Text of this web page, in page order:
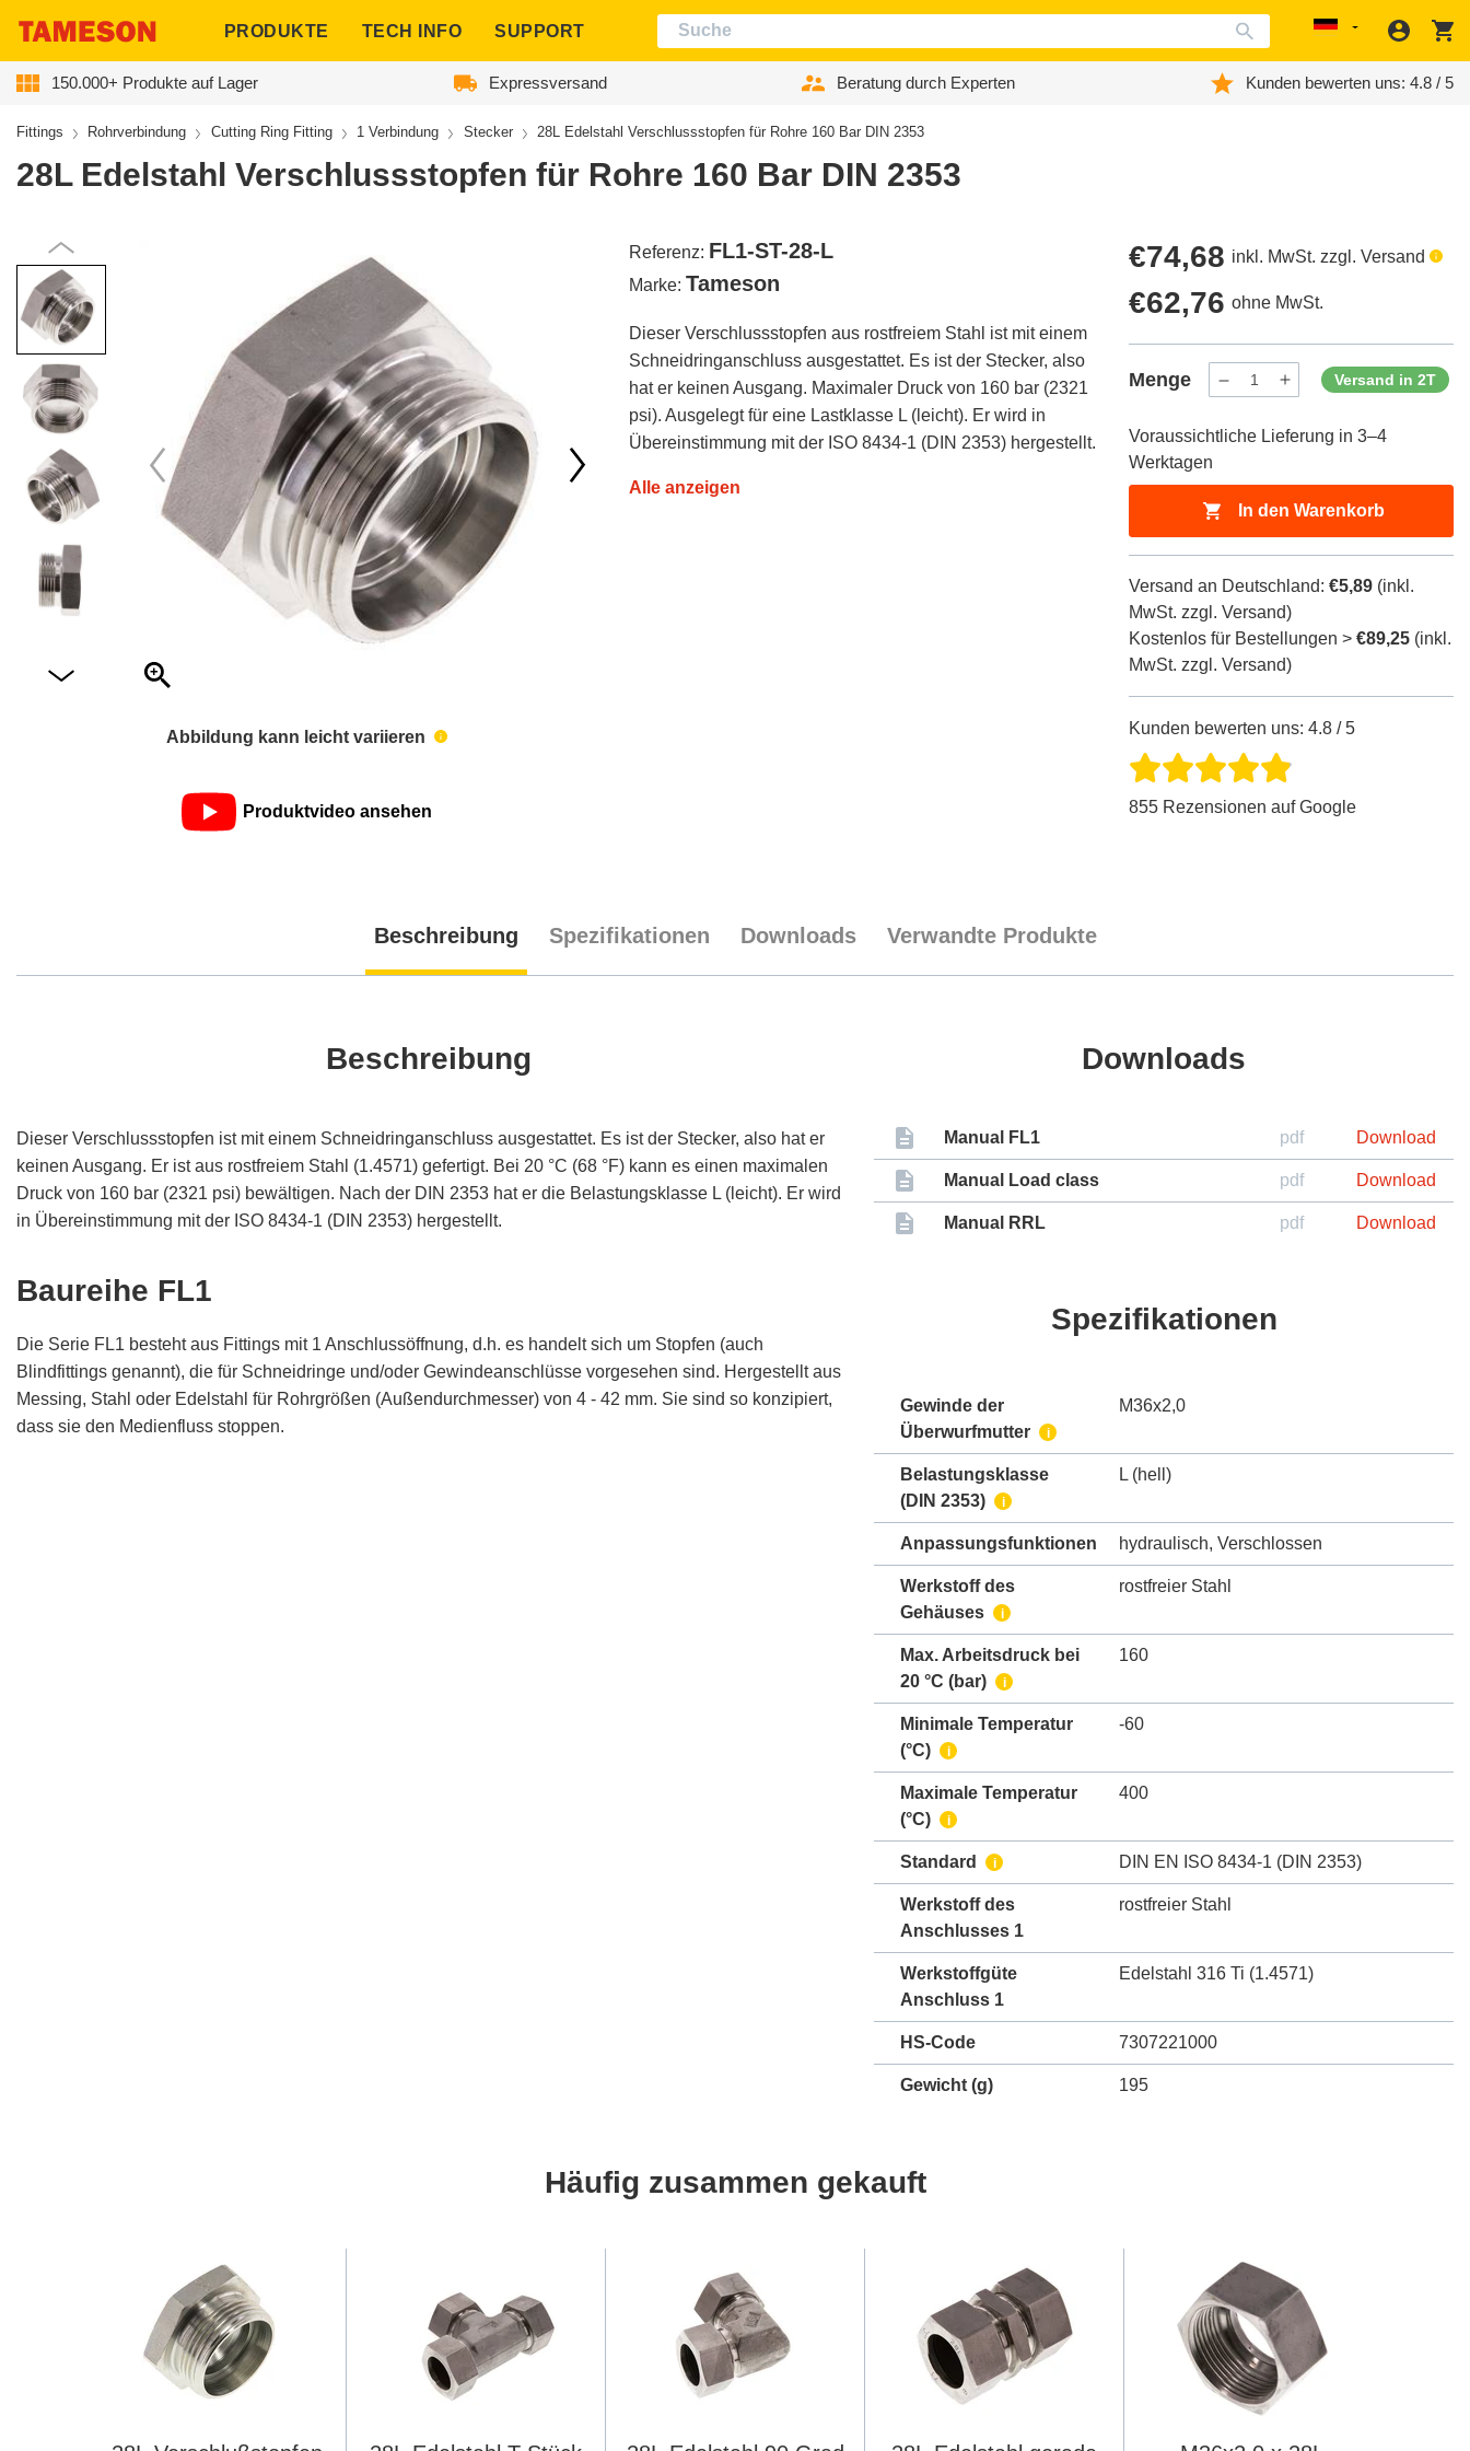
PRODUKTE TECH INFO SUPPORT Localization
150.000+ Produkte auf Lager Expressversand Beratung durch Experten Kunden bewerten uns: 4.8 / 5
Fittings Rohrverbindung Cutting Ring Fitting 1 Verbindung Stecker 28L Edelstahl Verschlussstopfen für Rohre 160 Bar DIN 2353
28L Edelstahl Verschlussstopfen für Rohre 160 Bar DIN 2353
Abbildung kann leicht variieren
Produktvideo ansehen
Referenz: FL1-ST-28-L
Marke: Tameson
Dieser Verschlussstopfen aus rostfreiem Stahl ist mit einem
Schneidringanschluss ausgestattet. Es ist der Stecker, also
hat er keinen Ausgang. Maximaler Druck von 160 bar (2321
psi). Ausgelegt für eine Lastklasse L (leicht). Er wird in
Übereinstimmung mit der ISO 8434-1 (DIN 2353) hergestellt.
Alle anzeigen
Regulärer
Preis
€74,68 inkl. MwSt. zzgl. Versand
Regulärer
Preis
€62,76 ohne MwSt.
Menge
Menge
ProductDrop
Menge
ProductDrop
Versand in 2T
Voraussichtliche Lieferung in 3–4
Werktagen
In den Warenkorb
Versand an Deutschland:€5,89 (inkl.
MwSt. zzgl. Versand)
Kostenlos für Bestellungen >€89,25 (inkl.
MwSt. zzgl. Versand)
Kunden bewerten uns: 4.8 / 5
855 Rezensionen auf Google
Beschreibung Spezifikationen Downloads Verwandte Produkte
Beschreibung
Dieser Verschlussstopfen ist mit einem Schneidringanschluss ausgestattet. Es ist der Stecker, also hat er
keinen Ausgang. Er ist aus rostfreiem Stahl (1.4571) gefertigt. Bei 20 °C (68 °F) kann es einen maximalen
Druck von 160 bar (2321 psi) bewältigen. Nach der DIN 2353 hat er die Belastungsklasse L (leicht). Er wird
in Übereinstimmung mit der ISO 8434-1 (DIN 2353) hergestellt.
Baureihe FL1
Die Serie FL1 besteht aus Fittings mit 1 Anschlussöffnung, d.h. es handelt sich um Stopfen (auch
Blindfittings genannt), die für Schneidringe und/oder Gewindeanschlüsse vorgesehen sind. Hergestellt aus
Messing, Stahl oder Edelstahl für Rohrgrößen (Außendurchmesser) von 4 - 42 mm. Sie sind so konzipiert,
dass sie den Medienfluss stoppen.
Downloads
Manual FL1 pdf Download
Manual Load class pdf Download
Manual RRL pdf Download
Spezifikationen
Gewinde der
Überwurfmutter
i
M36x2,0
Belastungsklasse
(DIN 2353)
i
L (hell)
Anpassungsfunktionen hydraulisch, Verschlossen
Werkstoff des
Gehäuses
i
rostfreier Stahl
Max. Arbeitsdruck bei
20 °C (bar)
i
160
Minimale Temperatur
(°C)
i
-60
Maximale Temperatur
(°C)
i
400
Standard i DIN EN ISO 8434-1 (DIN 2353)
Werkstoff des
Anschlusses 1
rostfreier Stahl
Werkstoffgüte
Anschluss 1
Edelstahl 316 Ti (1.4571)
HS-Code 7307221000
Gewicht (g) 195
Häufig zusammen gekauft